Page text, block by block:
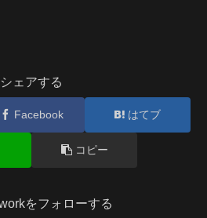
シェアする
Facebook はてブ
コピー
をフォローする